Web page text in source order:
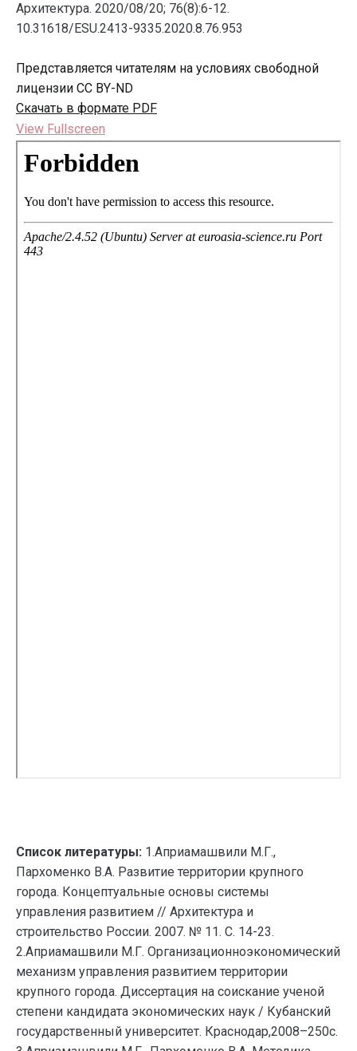
Архитектура. 2020/08/20; 76(8):6-12.
10.31618/ESU.2413-9335.2020.8.76.953
Представляется читателям на условиях свободной
лицензии CC BY-ND
Скачать в формате PDF
View Fullscreen
Перейти
содержимому
Список литературы: 1.Априамашвили М.Г.,
Пархоменко В.А. Развитие территории крупного
города. Концептуальные основы системы
управления развитием // Архитектура и
строительство России. 2007. № 11. С. 14-23.
2.Априамашвили М.Г. Организационноэкономический
механизм управления развитием территории
крупного города. Диссертация на соискание ученой
степени кандидата экономических наук / Кубанский
государственный университет. Краснодар,2008–250с.